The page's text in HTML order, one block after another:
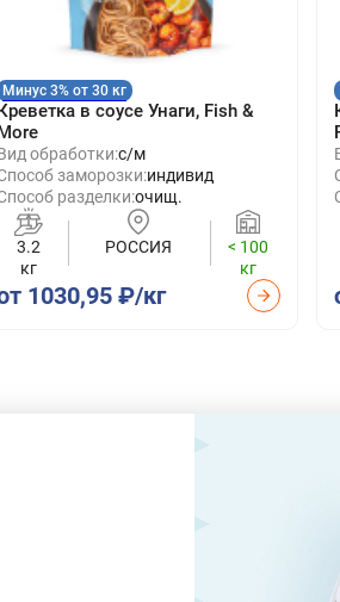
Минус 3% от 30 кг
в соусе Унаги, Fish &
обработки:с/м
заморозки:индивид
разделки:очищ.
3.2
кг
РОССИЯ
< 100
кг
1030,95 ₽/кг